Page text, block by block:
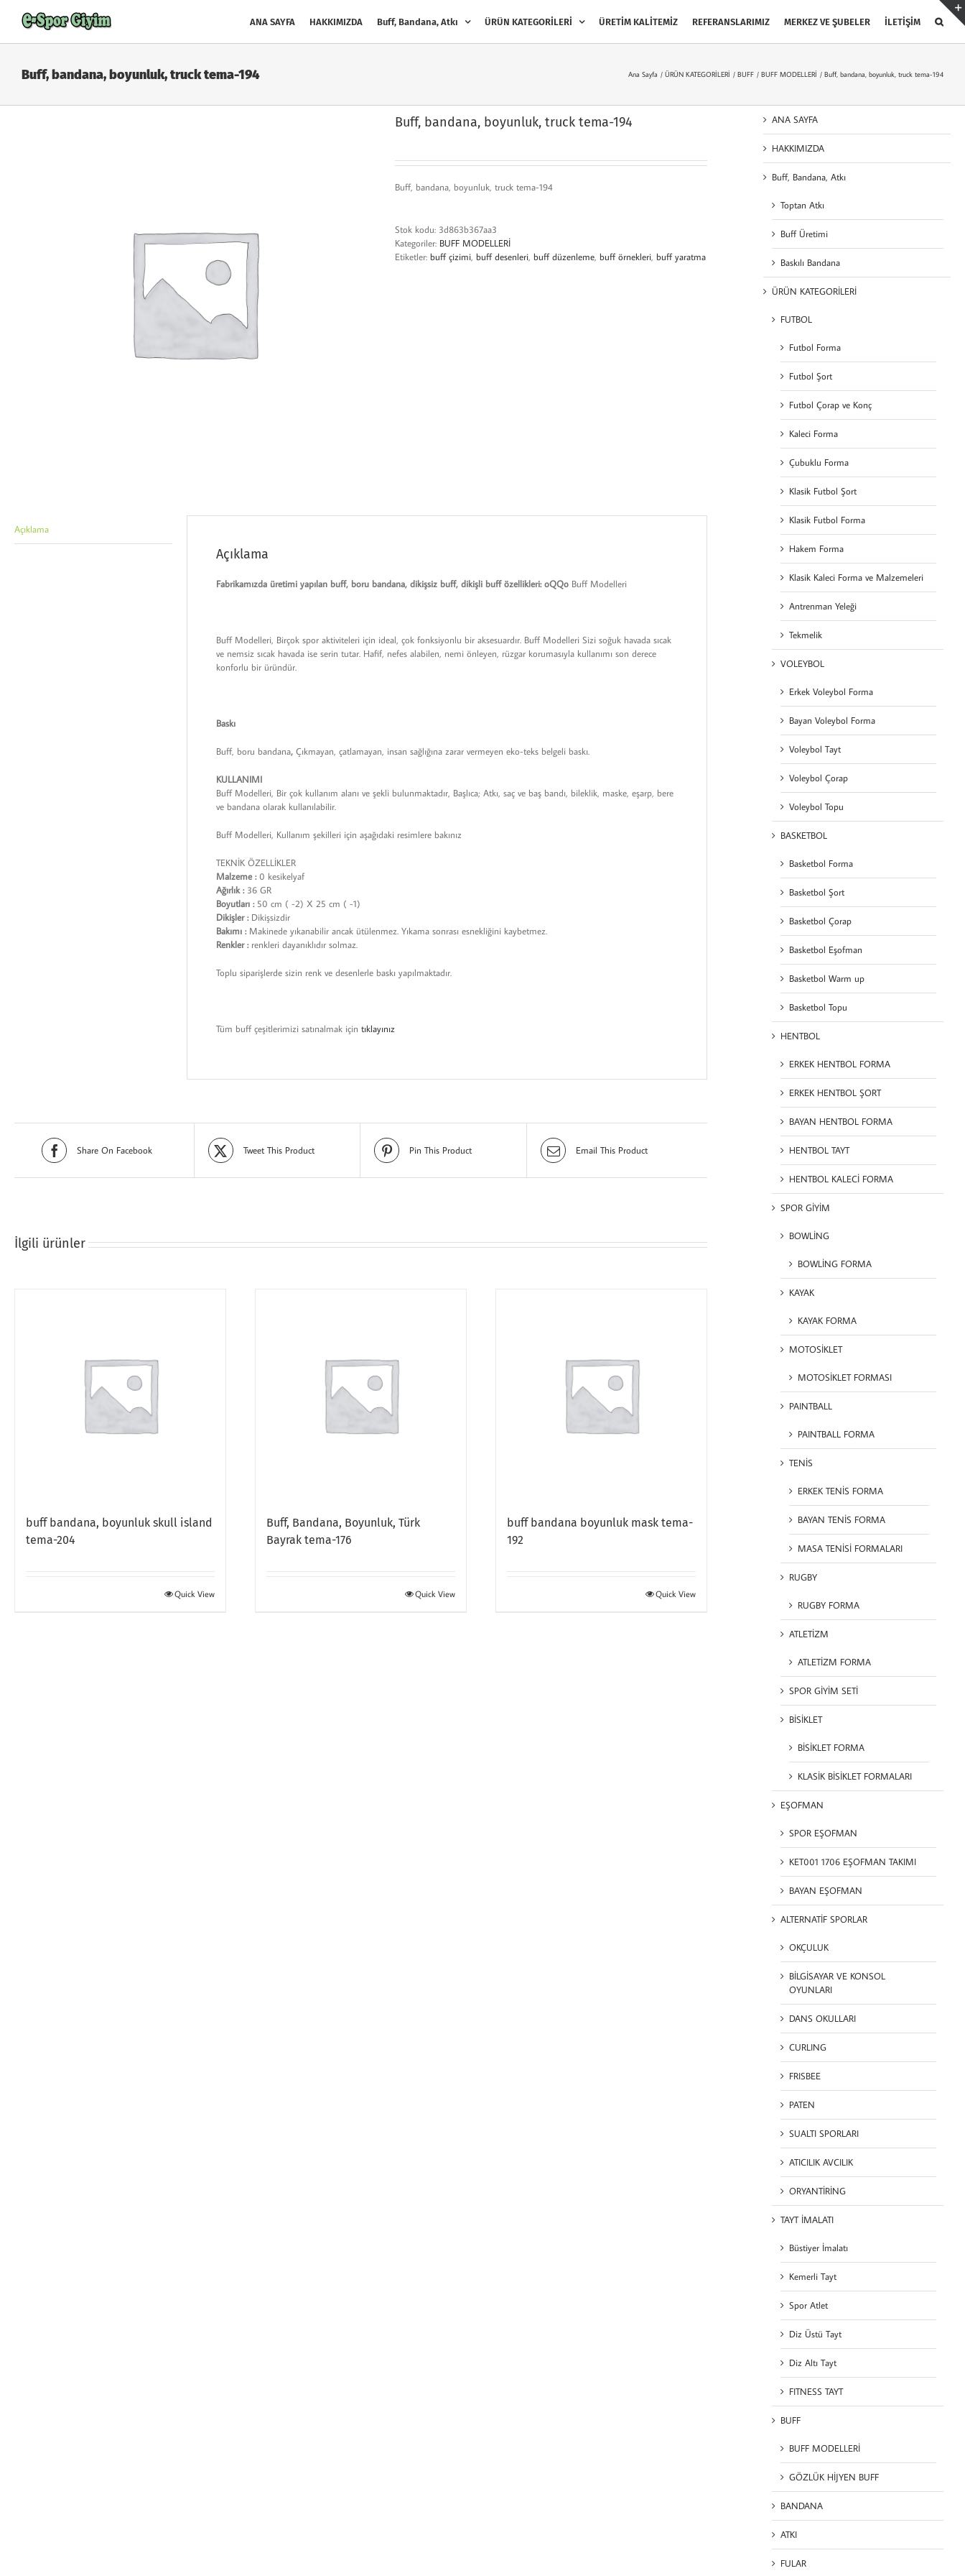
content
ANA SAYFA HAKKIMIZDA Buff, Bandana, Atkı ÜRÜN KATEGORİLERİ ÜRETİM KALİTEMİZ REFERANSLARIMIZ MERKEZ VE ŞUBELER İLETİŞİM
Buff, bandana, boyunluk, truck tema-194 Ana Sayfa ÜRÜN KATEGORİLERİ BUFF BUFF MODELLERİ Buff, bandana, boyunluk, truck tema-194
Buff, bandana, boyunluk, truck tema-194
Buff, bandana, boyunluk, truck tema-194
Stok kodu: 3d863b367aa3
Kategoriler: BUFF MODELLERİ
Etiketler: buff çizimi buff desenleri buff düzenleme buff örnekleri buff yaratma
Açıklama
Açıklama
Fabrikamızda üretimi yapılan buff, boru bandana, dikişsiz buff, dikişli buff özellikleri: oQQo Buff Modelleri
Buff Modelleri, Birçok spor aktiviteleri için ideal, çok fonksiyonlu bir aksesuardır. Buff Modelleri Sizi soğuk havada sıcak
ve nemsiz sıcak havada ise serin tutar. Hafif, nefes alabilen, nemi önleyen, rüzgar korumasıyla kullanımı son derece
konforlu bir üründür.
Baskı
Buff, boru bandana, Çıkmayan, çatlamayan, insan sağlığına zarar vermeyen eko-teks belgeli baskı.
KULLANIMI
Buff Modelleri, Bir çok kullanım alanı ve şekli bulunmaktadır, Başlıca; Atkı, saç ve baş bandı, bileklik, maske, eşarp, bere
ve bandana olarak kullanılabilir.
Buff Modelleri, Kullanım şekilleri için aşağıdaki resimlere bakınız
TEKNİK ÖZELLİKLER
Malzeme :0 kesikelyaf
Ağırlık :36 GR
Boyutları :50 cm ( -2) X 25 cm ( -1)
Dikişler : Dikişsizdir
Bakımı : Makinede yıkanabilir ancak ütülenmez. Yıkama sonrası esnekliğini kaybetmez.
Renkler :renkleri dayanıklıdır solmaz.
Toplu siparişlerde sizin renk ve desenlerle baskı yapılmaktadır.
Tüm buff çeşitlerimizi satınalmak için tıklayınız
Share On Facebook Tweet This Product Pin This Product Email This Product
İlgili ürünler
buff bandana, boyunluk skull island
tema-204
Quick View
Buff, Bandana, Boyunluk, Türk
Bayrak tema-176
Quick View
buff bandana boyunluk mask tema-
192
Quick View
ANA SAYFA
HAKKIMIZDA
Buff, Bandana, Atkı
Toptan Atkı
Buff Üretimi
Baskılı Bandana
ÜRÜN KATEGORİLERİ
FUTBOL
Futbol Forma
Futbol Şort
Futbol Çorap ve Konç
Kaleci Forma
Çubuklu Forma
Klasik Futbol Şort
Klasik Futbol Forma
Hakem Forma
Klasik Kaleci Forma ve Malzemeleri
Antrenman Yeleği
Tekmelik
VOLEYBOL
Erkek Voleybol Forma
Bayan Voleybol Forma
Voleybol Tayt
Voleybol Çorap
Voleybol Topu
BASKETBOL
Basketbol Forma
Basketbol Şort
Basketbol Çorap
Basketbol Eşofman
Basketbol Warm up
Basketbol Topu
HENTBOL
ERKEK HENTBOL FORMA
ERKEK HENTBOL ŞORT
BAYAN HENTBOL FORMA
HENTBOL TAYT
HENTBOL KALECİ FORMA
SPOR GİYİM
BOWLİNG
BOWLİNG FORMA
KAYAK
KAYAK FORMA
MOTOSİKLET
MOTOSİKLET FORMASI
PAINTBALL
PAINTBALL FORMA
TENİS
ERKEK TENİS FORMA
BAYAN TENİS FORMA
MASA TENİSİ FORMALARI
RUGBY
RUGBY FORMA
ATLETİZM
ATLETİZM FORMA
SPOR GİYİM SETİ
BİSİKLET
BİSİKLET FORMA
KLASİK BİSİKLET FORMALARI
EŞOFMAN
SPOR EŞOFMAN
KET001 1706 EŞOFMAN TAKIMI
BAYAN EŞOFMAN
ALTERNATİF SPORLAR
OKÇULUK
BİLGİSAYAR VE KONSOL
OYUNLARI
DANS OKULLARI
CURLING
FRISBEE
PATEN
SUALTI SPORLARI
ATICILIK AVCILIK
ORYANTİRİNG
TAYT İMALATI
Büstiyer İmalatı
Kemerli Tayt
Spor Atlet
Diz Üstü Tayt
Diz Altı Tayt
FITNESS TAYT
BUFF
BUFF MODELLERİ
GÖZLÜK HİJYEN BUFF
BANDANA
ATKI
FULAR